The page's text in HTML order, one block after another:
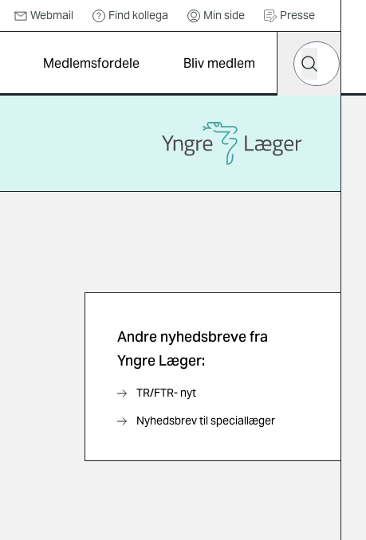
Webmail Find kollega Min side Presse
Medlemsfordele Bliv medlem
Hvad leder
Søg
Andre nyhedsbreve fra
Yngre Læger:
TR/FTR- nyt
Nyhedsbrev til speciallæger